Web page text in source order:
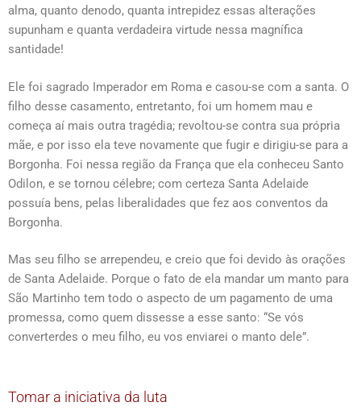
alma, quanto denodo, quanta intrepidez essas alterações
supunham e quanta verdadeira virtude nessa magnífica
santidade!
Ele foi sagrado Imperador em Roma e casou-se com a santa. O
filho desse casamento, entretanto, foi um homem mau e
começa aí mais outra tragédia; revoltou-se contra sua própria
mãe, e por isso ela teve novamente que fugir e dirigiu-se para a
Borgonha. Foi nessa região da França que ela conheceu Santo
Odilon, e se tornou célebre; com certeza Santa Adelaide
possuía bens, pelas liberalidades que fez aos conventos da
Borgonha.
Mas seu filho se arrependeu, e creio que foi devido às orações
de Santa Adelaide. Porque o fato de ela mandar um manto para
São Martinho tem todo o aspecto de um pagamento de uma
promessa, como quem dissesse a esse santo: “Se vós
converterdes o meu filho, eu vos enviarei o manto dele”.
Tomar a iniciativa da luta